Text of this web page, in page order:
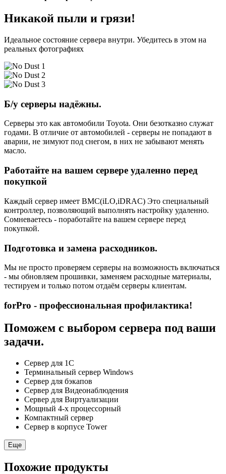
Никакой пыли и грязи!
Идеальное состояние сервера внутри. Убедитесь в этом на
реальных фотографиях
Б/у серверы надёжны.
Серверы это как автомобили Toyota. Они безотказно служат
годами. В отличие от автомобилей - серверы не попадают в
аварии, не зимуют под снегом, в них не забывают менять
масло.
Работайте на вашем сервере удаленно перед
покупкой
Каждый сервер имеет BMC(iLO,iDRAC) Это специальный
контроллер, позволяющий выполнять настройку удаленно.
Сомневаетесь - поработайте на вашем сервере перед
покупкой.
Подготовка и замена расходников.
Мы не просто проверяем серверы на возможность включаться
- мы обновляем прошивки, заменяем расходные материалы,
тестируем и только потом отдаём серверы клиентам.
forPro - профессиональная профилактика!
Поможем с выбором сервера под ваши
задачи.
Сервер для 1С
Терминальный сервер Windows
Сервер для бэкапов
Сервер для Видеонаблюдения
Сервер для Виртуализации
Мощный 4-х процессорный
Компактный сервер
Сервер в корпусе Tower
Еще
Похожие продукты